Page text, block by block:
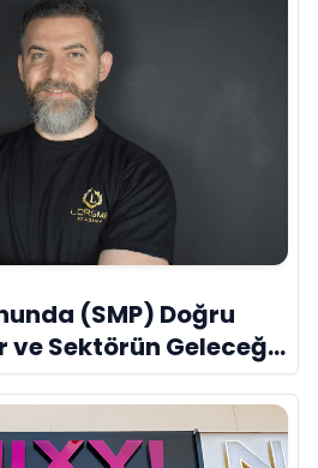
(SMP) Doğru
ve Sektörün Geleceği:
Özel Röportaj